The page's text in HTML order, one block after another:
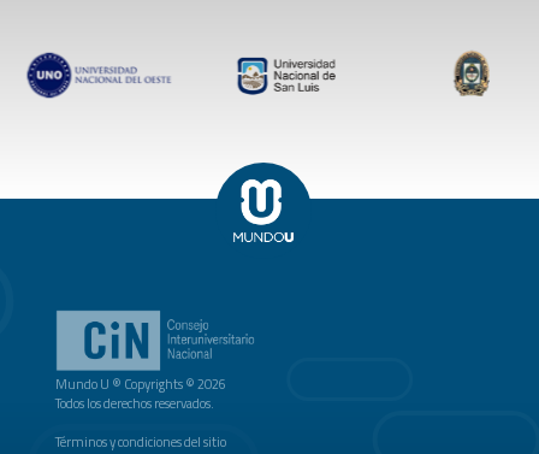
Mundo U ® Copyrights © 2026
Todos los derechos reservados.
Términos y condiciones del sitio